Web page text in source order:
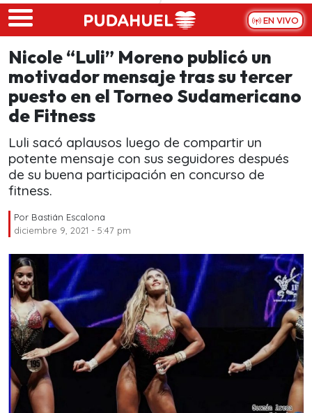
Skip to main content
EN VIVO
Nicole “Luli” Moreno publicó un
motivador mensaje tras su tercer
puesto en el Torneo Sudamericano
de Fitness
Luli sacó aplausos luego de compartir un
potente mensaje con sus seguidores después
de su buena participación en concurso de
fitness.
Por Bastián Escalona
diciembre 9, 2021 - 5:47 pm